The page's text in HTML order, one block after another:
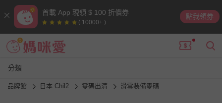
首載 App 現領 $ 100 折價券
( 10000+ )
點我領券
分類
品牌館 日本 Chil2 零碼出清 滑雪裝備零碼